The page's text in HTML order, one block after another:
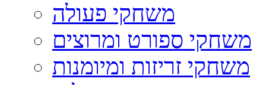
משחקי פעולה
משחקי ספורט ומרוצים
משחקי זריזות ומיומנות